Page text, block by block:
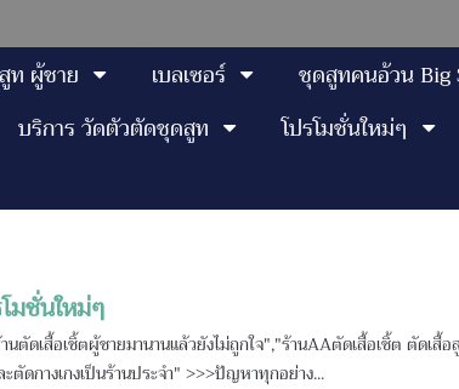
ท ผู้ชาย เบลเซอร์ ชุดสูทคนอ้วน Big
บริการ วัดตัวตัดชุดสูท โปรโมชั่นใหม่ๆ
มชั่นใหม่ๆ
นตัดเสื้อเชิ้ตผู้ชายมานานแล้วยังไม่ถูกใจ","ร้านAAตัดเสื้อเชิ้ต ตัดเสื้
ตัดกางเกงเป็นร้านประจำ" >>>ปัญหาทุกอย่าง...